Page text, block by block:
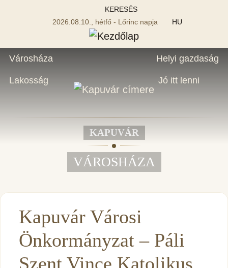
KERESÉS
2026.08.10., hétfő - Lőrinc napja
HU
Városháza
Lakosság
Helyi gazdaság
Jó itt lenni
KAPUVÁR
VÁROSHÁZA
Kapuvár Városi
Önkormányzat – Páli
Szent Vince Katolikus